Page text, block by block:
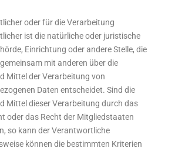
oder für die Verarbeitung
ist die natürliche oder juristische
Einrichtung oder andere Stelle, die
mit anderen über die
Mittel der Verarbeitung von
Daten entscheidet. Sind die
Mittel dieser Verarbeitung durch das
oder das Recht der Mitgliedstaaten
so kann der Verantwortliche
können die bestimmten Kriterien